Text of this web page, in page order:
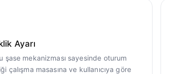
Ayarı
şase mekanizması sayesinde oturum
çalışma masasına ve kullanıcıya göre